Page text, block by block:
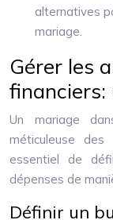
alternatives
mariage.
Gérer les
Un mariage
méticuleuse
essentiel de
dépenses de
Définir un